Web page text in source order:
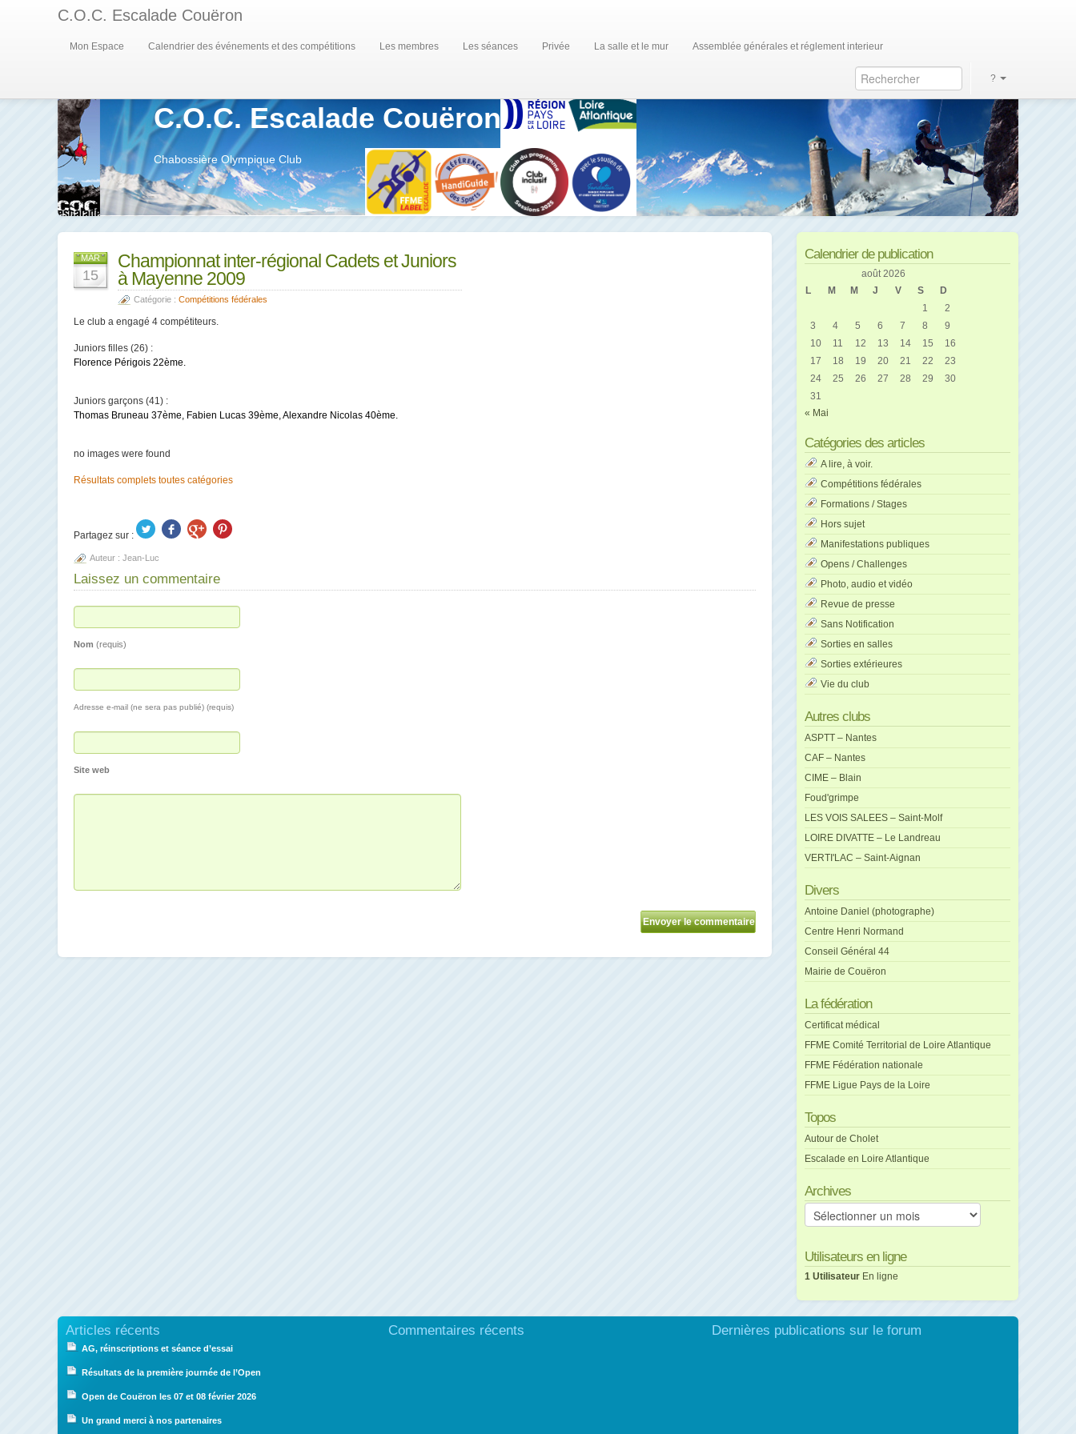
C.O.C. Escalade Couëron
Mon Espace Calendrier des événements et des compétitions Les membres Les séances Privée La salle et le mur Assemblée générales et réglement interieur
?
C.O.C. Escalade Couëron
Chabossière Olympique Club
MAR
15
Championnat inter-régional Cadets et Juniors
à Mayenne 2009
Catégorie : Compétitions fédérales
Le club a engagé 4 compétiteurs.
Juniors filles (26) :
Florence Périgois 22ème.
Juniors garçons (41) :
Thomas Bruneau 37ème, Fabien Lucas 39ème,Alexandre Nicolas 40ème.
no images were found
Résultats complets toutes catégories
Partagez sur :
Auteur : Jean-Luc
Laissez un commentaire
Nom (requis)
Adresse e-mail (ne sera pas publié) (requis)
Site web
Calendrier de publication
août 2026
L
M M J V S
D
1
2
3
4 5 6 7 8
9
10
11 12 13 14 15
16
17
18 19 20 21 22
23
24
25 26 27 28 29
30
31
« Mai
Catégories des articles
A lire, à voir.
Compétitions fédérales
Formations / Stages
Hors sujet
Manifestations publiques
Opens / Challenges
Photo, audio et vidéo
Revue de presse
Sans Notification
Sorties en salles
Sorties extérieures
Vie du club
Autres clubs
ASPTT – Nantes
CAF – Nantes
CIME – Blain
Foud'grimpe
LES VOIS SALEES – Saint-Molf
LOIRE DIVATTE – Le Landreau
VERTI'LAC – Saint-Aignan
Divers
Antoine Daniel (photographe)
Centre Henri Normand
Conseil Général 44
Mairie de Couëron
La fédération
Certificat médical
FFME Comité Territorial de Loire Atlantique
FFME Fédération nationale
FFME Ligue Pays de la Loire
Topos
Autour de Cholet
Escalade en Loire Atlantique
Archives
Archives
Utilisateurs en ligne
1 Utilisateur En ligne
Articles récents
AG, réinscriptions et séance d’essai
Résultats de la première journée de l’Open
Open de Couëron les 07 et 08 février 2026
Un grand merci à nos partenaires
Commentaires récents Dernières publications sur le forum